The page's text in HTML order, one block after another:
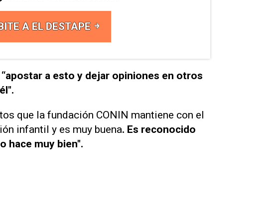
A EL DESTAPE
“apostar a esto y dejar opiniones en otros
que la fundación CONIN mantiene con el
infantil y es muy buena. Es reconocido
hace muy bien".